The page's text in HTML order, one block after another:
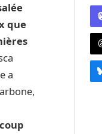
que
a